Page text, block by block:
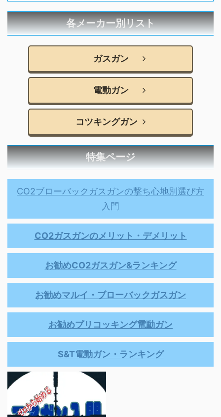
各メーカー別リスト
ガスガン
電動ガン
コツキングガン
特集ページ
CO2ブローバックガスガンの撃ち心地別選び方
入門
CO2ガスガンのメリット・デメリット
お勧めCO2ガスガン&ランキング
お勧めマルイ・ブローバックガスガン
お勧めプリコッキング電動ガン
S&T電動ガン・ランキング